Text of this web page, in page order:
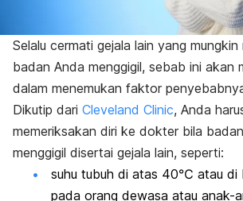
Selalu cermati gejala lain yang mungkin
badan Anda menggigil, sebab ini akan
dalam menemukan faktor
Dikutip dari Cleveland Clinic, Anda
memeriksakan diri ke dokter bila
menggigil disertai gejala lain, seperti:
suhu tubuh di atas 40℃ atau
pada orang dewasa atau anak-